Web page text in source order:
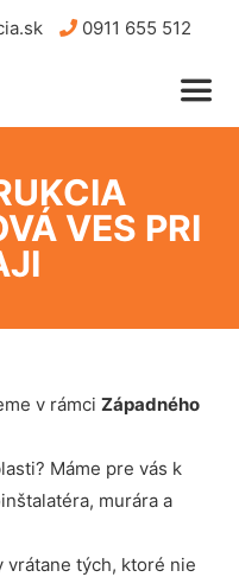
0911 655 512
VES PRI
v rámci Západného
Máme pre vás k
murára a
vrátane tých, ktoré nie